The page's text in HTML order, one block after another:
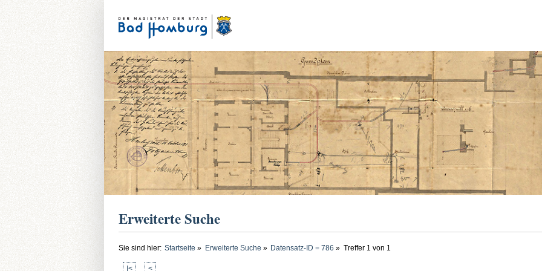
Erweiterte Suche
Sie sind hier: Startseite » Erweiterte Suche » Datensatz-ID = 786 » Treffer 1 von 1
|< <